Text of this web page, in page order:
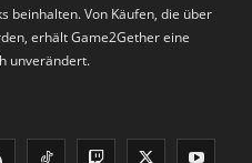
beinhalten. Von Käufen, die über
erhält Game2Gether eine
unverändert.